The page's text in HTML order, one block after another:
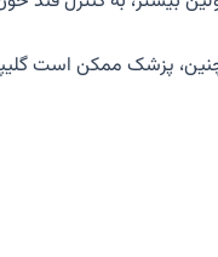
پزشک ممکن است